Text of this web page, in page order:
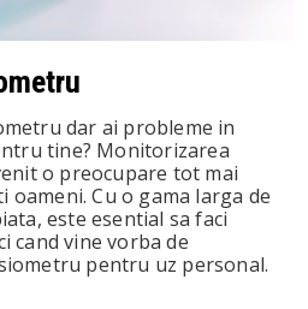
dar ai probleme in
tine? Monitorizarea
o preocupare tot mai
Cu o gama larga de
este esential sa faci
cand vine vorba de
pentru uz personal.